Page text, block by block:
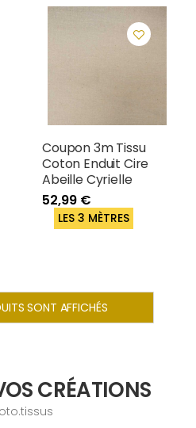
Coupon 3m Tissu
Coton Enduit Cire
Abeille Cyrielle
52,99 €
LES 3 MÈTRES
SONT AFFICHÉS
CRÉATIONS